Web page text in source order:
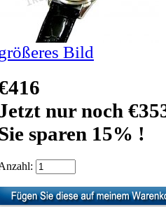
Bild
nur noch
sparen 15% !